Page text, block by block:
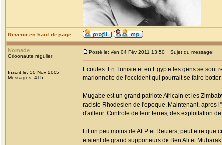
Revenir en haut de page
Nomade
Grioonaute régulier
Inscrit le: 30 Nov 2005
Messages: 415
Posté le: Ven 04 Fév 2011 13:50 Sujet du message:
Ecoutes. En Tunisie et en Egypte les gens se sont
marionnette de l'occident qui pourrait se faire
Mugabe est un grand patriote Africain et les
raciste Rhodesien de l'epoque. Maintenant, apres
d'ailleur. Controle de leur terres, des exploitation
Lit un peu moins de AFP et Reuters, peut etre que
etaient de grand supporteurs de Ben Ali et